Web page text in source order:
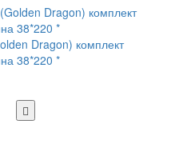
Dragon) комплект
38*220 *